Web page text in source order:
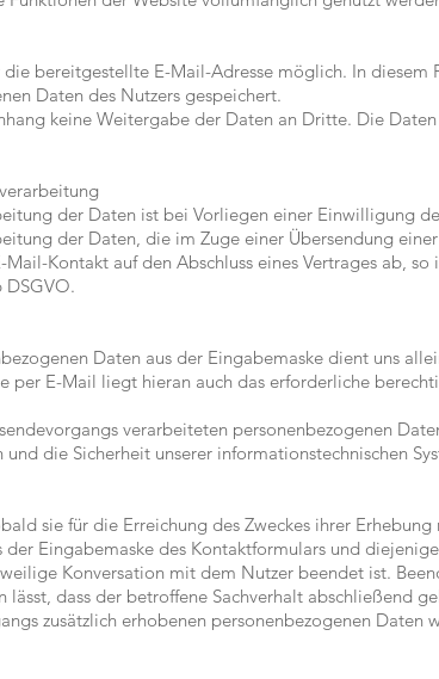
bereitgestellte E-Mail-Adresse möglich. In
Daten des Nutzers gespeichert.
keine Weitergabe der Daten an Dritte. Die
der Daten ist bei Vorliegen einer Einwilligung
der Daten, die im Zuge einer Übersendung
Kontakt auf den Abschluss eines Vertrages ab,
DSGVO.
Daten aus der Eingabemaske dient uns
per E-Mail liegt hieran auch das erforderliche
verarbeiteten personenbezogenen
die Sicherheit unserer informationstechnischen
sie für die Erreichung des Zweckes ihrer
der Eingabemaske des Kontaktformulars und
Konversation mit dem Nutzer beendet ist.
lässt, dass der betroffene Sachverhalt abschließend
zusätzlich erhobenen personenbezogenen Daten